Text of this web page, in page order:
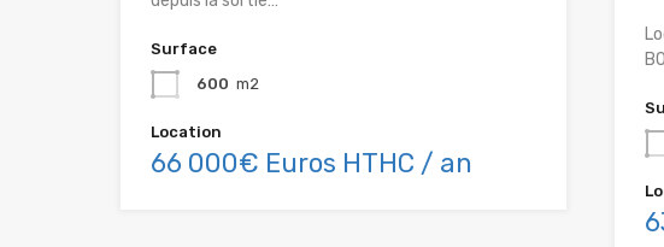
Surface
600 m2
Location
66 000€ Euros HTHC / an